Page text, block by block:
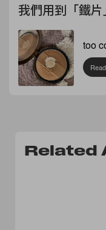
我們用到「鐵
too
Related